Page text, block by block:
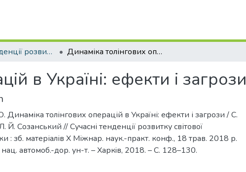
Сучасні тенденції розвитку світової економіки Динаміка толінгових операцій в Україні: ефекти і загрози
в Україні: ефекти і загрози
Динаміка толінгових операцій в Україні: ефекти і загрози / С.
Й. Созанський // Сучасні тенденції розвитку світової
: зб. матеріалів Х Міжнар. наук.-практ. конф., 18 трав. 2018 р.
нац. автомоб.-дор. ун-т. – Харкiв, 2018. – С. 128–130.